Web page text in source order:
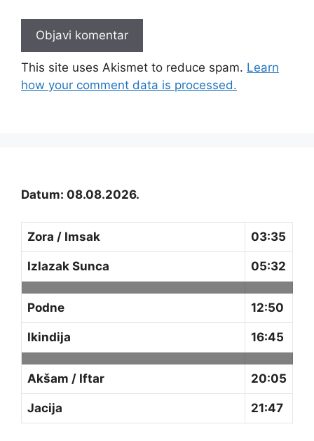
This site uses Akismet to reduce spam. Learn
how your comment data is processed.
Datum: 08.08.2026.
Zora / Imsak 03:35
Izlazak Sunca 05:32
Podne 12:50
Ikindija 16:45
Akšam / Iftar 20:05
Jacija 21:47